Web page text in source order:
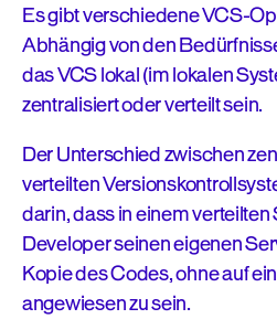
Es gibt verschiedene VCS-
Abhängig von den
das VCS lokal (im lokalen
zentralisiert oder verteilt sein.
Der Unterschied zwischen
verteilten
darin, dass in einem
Developer seinen eigenen
Kopie des Codes, ohne auf
angewiesen zu sein.